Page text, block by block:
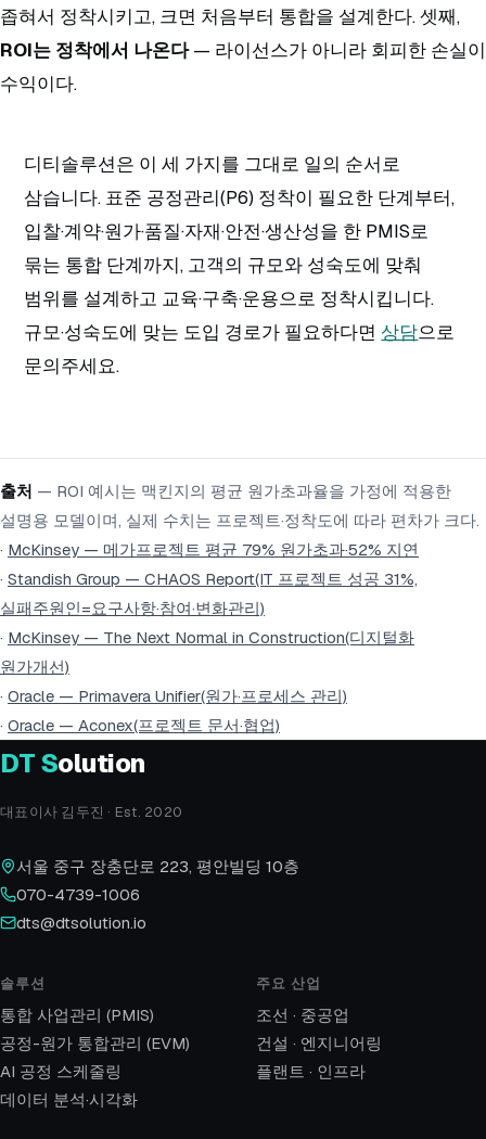
좁혀서 정착시키고, 크면 처음부터 통합을 설계한다. 셋째,
ROI는 정착에서 나온다— 라이선스가 아니라 회피한 손실이
수익이다.
디티솔루션은 이 세 가지를 그대로 일의 순서로
삼습니다. 표준 공정관리(P6) 정착이 필요한 단계부터,
입찰·계약·원가·품질·자재·안전·생산성을 한 PMIS로
묶는 통합 단계까지, 고객의 규모와 성숙도에 맞춰
범위를 설계하고 교육·구축·운용으로 정착시킵니다.
규모·성숙도에 맞는 도입 경로가 필요하다면 상담으로
문의주세요.
출처 — ROI 예시는 맥킨지의 평균 원가초과율을 가정에 적용한
설명용 모델이며, 실제 수치는 프로젝트·정착도에 따라 편차가 크다.
· McKinsey — 메가프로젝트 평균 79% 원가초과·52% 지연
· Standish Group — CHAOS Report(IT 프로젝트 성공 31%,
실패주원인=요구사항·참여·변화관리)
· McKinsey — The Next Normal in Construction(디지털화
원가개선)
· Oracle — Primavera Unifier(원가·프로세스 관리)
· Oracle — Aconex(프로젝트 문서·협업)
DTSolution
대표이사 김두진 · Est. 2020
서울 중구 장충단로 223, 평안빌딩 10층
070-4739-1006
dts@dtsolution.io
솔루션
통합 사업관리 (PMIS)
공정-원가 통합관리 (EVM)
AI 공정 스케줄링
데이터 분석·시각화
주요 산업
조선 · 중공업
건설 · 엔지니어링
플랜트 · 인프라